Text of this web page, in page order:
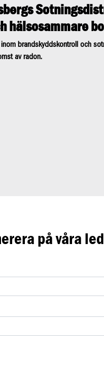
hälsosammare
brandskyddskontroll och
av radon.
på våra